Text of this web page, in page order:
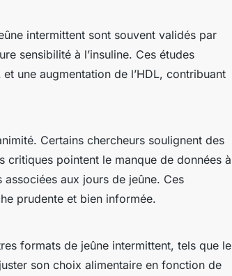
intermittent sont souvent validés par
sensibilité à l’insuline. Ces études
une augmentation de l’HDL, contribuant
Certains chercheurs soulignent des
critiques pointent le manque de données à
aux jours de jeûne. Ces
prudente et bien informée.
formats de jeûne intermittent, tels que le
son choix alimentaire en fonction de